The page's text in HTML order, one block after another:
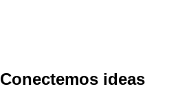
Conectemos ideas